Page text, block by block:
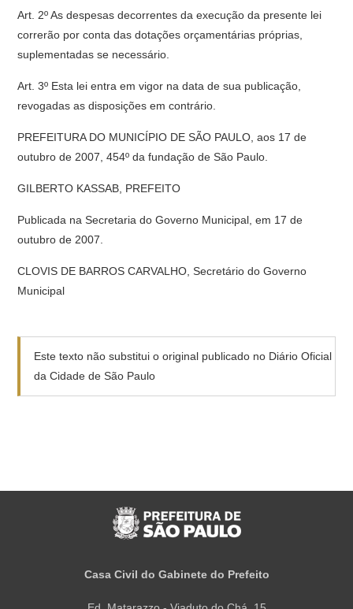
Art. 2º As despesas decorrentes da execução da presente lei
correrão por conta das dotações orçamentárias próprias,
suplementadas se necessário.
Art. 3º Esta lei entra em vigor na data de sua publicação,
revogadas as disposições em contrário.
PREFEITURA DO MUNICÍPIO DE SÃO PAULO, aos 17 de
outubro de 2007, 454º da fundação de São Paulo.
GILBERTO KASSAB, PREFEITO
Publicada na Secretaria do Governo Municipal, em 17 de
outubro de 2007.
CLOVIS DE BARROS CARVALHO, Secretário do Governo
Municipal
Este texto não substitui o original publicado no Diário Oficial
da Cidade de São Paulo
Casa Civil do Gabinete do Prefeito